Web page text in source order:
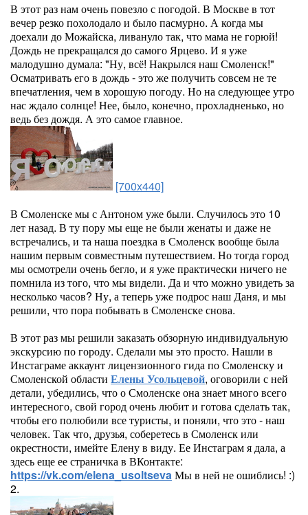
В этот раз нам очень повезло с погодой. В Москве в тот
вечер резко похолодало и было пасмурно. А когда мы
доехали до Можайска, ливануло так, что мама не горюй!
Дождь не прекращался до самого Ярцево. И я уже
малодушно думала: "Ну, всё! Накрылся наш Смоленск!"
Осматривать его в дождь - это же получить совсем не те
впечатления, чем в хорошую погоду. Но на следующее утро
нас ждало солнце! Нее, было, конечно, прохладненько, но
ведь без дождя. А это самое главное.
[700x440]
В Смоленске мы с Антоном уже были. Случилось это 10
лет назад. В ту пору мы еще не были женаты и даже не
встречались, и та наша поездка в Смоленск вообще была
нашим первым совместным путешествием. Но тогда город
мы осмотрели очень бегло, и я уже практически ничего не
помнила из того, что мы видели. Да и что можно увидеть за
несколько часов? Ну, а теперь уже подрос наш Даня, и мы
решили, что пора побывать в Смоленске снова.
В этот раз мы решили заказать обзорную индивидуальную
экскурсию по городу. Сделали мы это просто. Нашли в
Инстаграме аккаунт лицензионного гида по Смоленску и
Смоленской области Елены Усольцевой, оговорили с ней
детали, убедились, что о Смоленске она знает много всего
интересного, свой город очень любит и готова сделать так,
чтобы его полюбили все туристы, и поняли, что это - наш
человек. Так что, друзья, соберетесь в Смоленск или
окрестности, имейте Елену в виду. Ее Инстаграм я дала, а
здесь еще ее страничка в ВКонтакте:
https://vk.com/elena_usoltsevaМы в ней не ошиблись! :)
2.